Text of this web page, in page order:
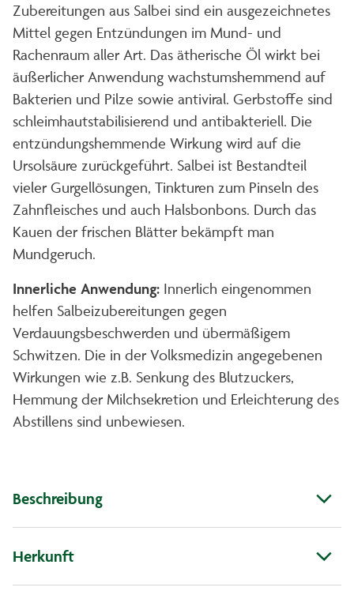
Zubereitungen aus Salbei sind ein ausgezeichnetes
Mittel gegen Entzündungen im Mund- und
Rachenraum aller Art. Das ätherische Öl wirkt bei
äußerlicher Anwendung wachstumshemmend auf
Bakterien und Pilze sowie antiviral. Gerbstoffe sind
schleimhautstabilisierend und antibakteriell. Die
entzündungshemmende Wirkung wird auf die
Ursolsäure zurückgeführt. Salbei ist Bestandteil
vieler Gurgellösungen, Tinkturen zum Pinseln des
Zahnfleisches und auch Halsbonbons. Durch das
Kauen der frischen Blätter bekämpft man
Mundgeruch.
Innerliche Anwendung: Innerlich eingenommen
helfen Salbeizubereitungen gegen
Verdauungsbeschwerden und übermäßigem
Schwitzen. Die in der Volksmedizin angegebenen
Wirkungen wie z.B. Senkung des Blutzuckers,
Hemmung der Milchsekretion und Erleichterung des
Abstillens sind unbewiesen.
Beschreibung
Herkunft